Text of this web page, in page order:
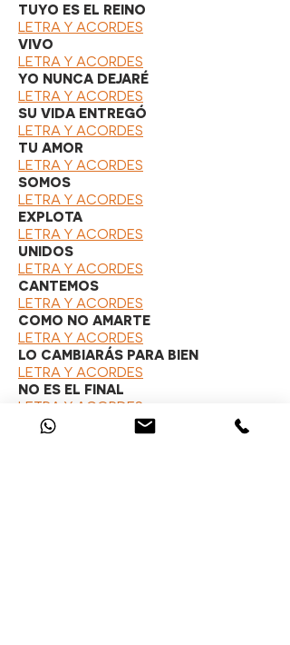
TUYO ES EL REINO
LETRA Y ACORDES
VIVO
LETRA Y ACORDES
YO NUNCA DEJARÉ
LETRA Y ACORDES
SU VIDA ENTREGÓ
LETRA Y ACORDES
TU AMOR
LETRA Y ACORDES
SOMOS
LETRA Y ACORDES
EXPLOTA
LETRA Y ACORDES
UNIDOS
LETRA Y ACORDES
CANTEMOS
LETRA Y ACORDES
COMO NO AMARTE
LETRA Y ACORDES
LO CAMBIARÁS PARA BIEN
LETRA Y ACORDES
NO ES EL FINAL
LETRA Y ACORDES